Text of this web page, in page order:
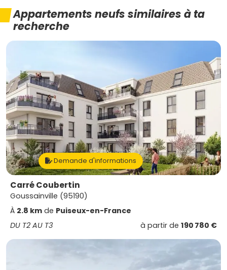
Appartements neufs similaires à ta
recherche
Demande d'informations
Carré Coubertin
Goussainville (95190)
À 2.8 km de Puiseux-en-France
DU T2 AU T3
à partir de 190 780 €